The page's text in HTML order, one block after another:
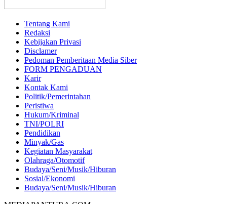
Tentang Kami
Redaksi
Kebijakan Privasi
Disclamer
Pedoman Pemberitaan Media Siber
FORM PENGADUAN
Karir
Kontak Kami
Politik/Pemerintahan
Peristiwa
Hukum/Kriminal
TNI/POLRI
Pendidikan
Minyak/Gas
Kegiatan Masyarakat
Olahraga/Otomotif
Budaya/Seni/Musik/Hiburan
Sosial/Ekonomi
Budaya/Seni/Musik/Hiburan